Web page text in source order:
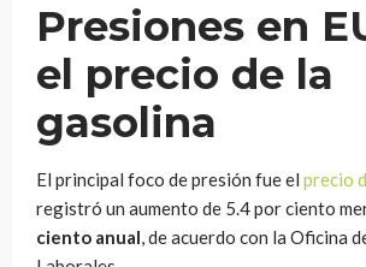
Presiones en
el precio de la
gasolina
El principal foco de presión fue el precio
registró un aumento de 5.4 por ciento
ciento anual, de acuerdo con la Oficina